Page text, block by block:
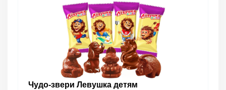
Чудо-звери Левушка детям